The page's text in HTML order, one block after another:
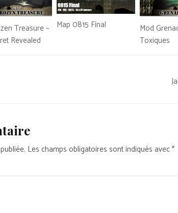
Treasure –
Revealed
Map 0815 Final
Mod
Toxiques
Les champs obligatoires sont indiqués avec*